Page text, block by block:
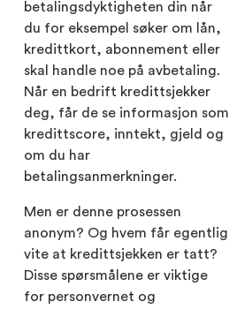
betalingsdyktigheten din når
du for eksempel søker om lån,
kredittkort, abonnement eller
skal handle noe på avbetaling.
Når en bedrift kredittsjekker
deg, får de se informasjon som
kredittscore, inntekt, gjeld og
om du har
betalingsanmerkninger.
Men er denne prosessen
anonym? Og hvem får egentlig
vite at kredittsjekken er tatt?
Disse spørsmålene er viktige
for personvernet og